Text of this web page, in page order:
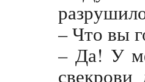
– Что вы
– Да! У